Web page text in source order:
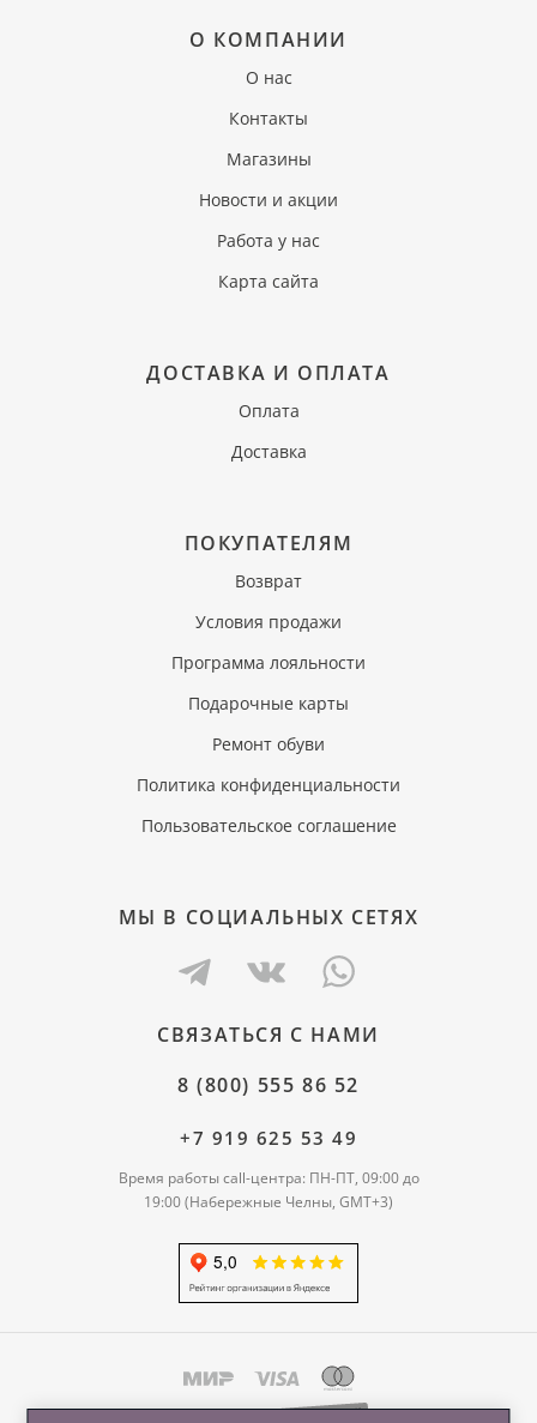
О КОМПАНИИ
О нас
Контакты
Магазины
Новости и акции
Работа у нас
Карта сайта
ДОСТАВКА И ОПЛАТА
Оплата
Доставка
ПОКУПАТЕЛЯМ
Возврат
Условия продажи
Программа лояльности
Подарочные карты
Ремонт обуви
Политика конфиденциальности
Пользовательское соглашение
МЫ В СОЦИАЛЬНЫХ СЕТЯХ
СВЯЗАТЬСЯ С НАМИ
8 (800) 555 86 52
+7 919 625 53 49
Время работы call-центра: ПН-ПТ, 09:00 до
19:00 (Набережные Челны, GMT+3)